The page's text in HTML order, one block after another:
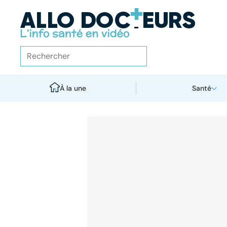
À la une Santé